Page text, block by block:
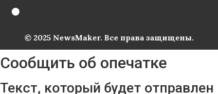
© 2025 NewsMaker. Все права защищены.
Сообщить об опечатке
Текст, который будет отправлен